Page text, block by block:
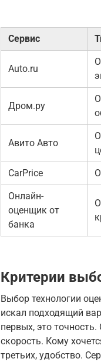
Сервис
Auto.ru
Дром.ру
Авито Авто
CarPrice
Онлайн-
оценщик от
банка
Критерии
Выбор технологии
искал подходящий
первых, это
скорость. Кому
третьих, удобство.